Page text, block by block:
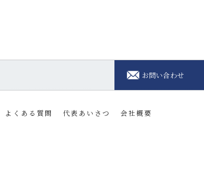
お問い合わせ
よくある質問 代表あいさつ
会社概要